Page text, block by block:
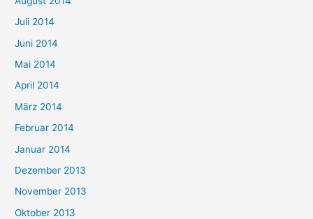
Juli 2014
Juni 2014
Mai 2014
April 2014
März 2014
Februar 2014
Januar 2014
Dezember 2013
November 2013
Oktober 2013